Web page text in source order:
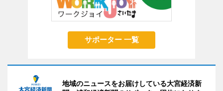
サポーター 一覧
地域のニュースをお届けしている大宮経済新